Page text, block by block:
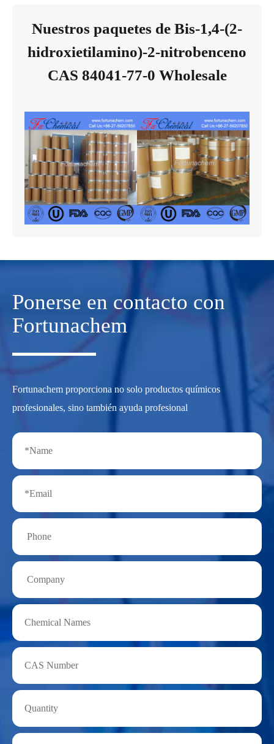
Nuestros paquetes de Bis-1,4-(2-
hidroxietilamino)-2-nitrobenceno
CAS 84041-77-0 Wholesale
Ponerse en contacto con
Fortunachem
Fortunachem proporciona no solo productos químicos
profesionales, sino también ayuda profesional